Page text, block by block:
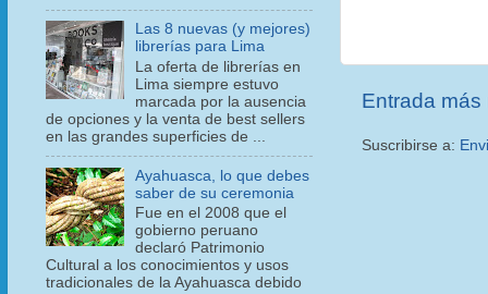
Entrada más
Suscribirse a:
Las 8 nuevas (y mejores)
librerías para Lima
La oferta de librerías en
Lima siempre estuvo
marcada por la ausencia
de opciones y la venta de best sellers
en las grandes superficies de ...
Ayahuasca, lo que debes
saber de su ceremonia
Fue en el 2008 que el
gobierno peruano
declaró Patrimonio
Cultural a los conocimientos y usos
tradicionales de la Ayahuasca debido